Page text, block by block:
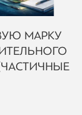
МАРКУ